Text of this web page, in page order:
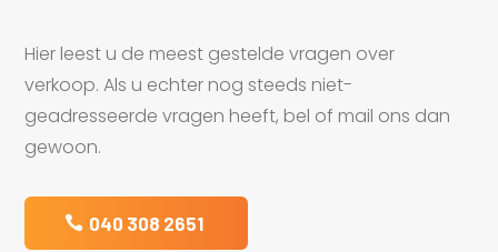
Hier leest u de meest gestelde vragen over
verkoop. Als u echter nog steeds niet-
geadresseerde vragen heeft, bel of mail ons dan
gewoon.
040 308 2651